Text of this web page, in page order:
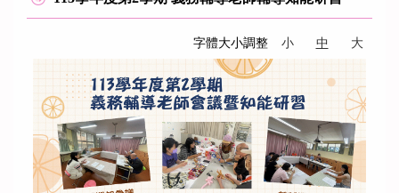
字體大小調整 小 中 大